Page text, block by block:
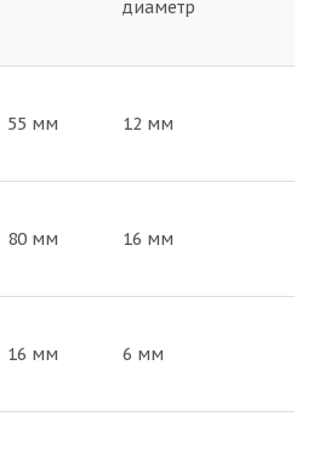
диаметр
55 мм 12 мм
80 мм 16 мм
16 мм 6 мм